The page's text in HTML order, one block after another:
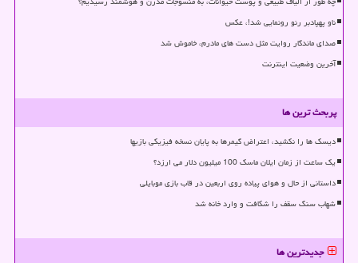
ناو پهپادبر رنو رونمایی شد!، عکس
صدای ماندگار روایت مثل دست های مادرم، خاموش شد
آخرین وضعیت اینترنت
پربحث ترین ها
دیسک ها را نکشید، اعتراض گیمرها به پایان نسخه فیزیکی بازیها
یک ساعت از زمان ایلان ماسک 100 میلیون دلار می ارزد؟
داستانی از حال و هوای پیاده روی اربعین در قاب بازی موبایلی
شهاب سنگ سقف را شکافت و وارد خانه شد
جدیدترین ها